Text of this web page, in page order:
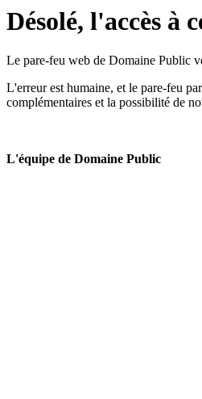
Désolé, l'accès à
Le pare-feu web de Domaine Public
L'erreur est humaine, et le pare-feu
complémentaires et la possibilité de
L'équipe de Domaine Public